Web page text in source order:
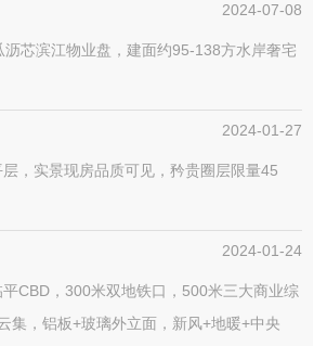
2024-07-08
芯滨江物业盘，建面约95-138方水岸奢宅
2024-01-27
，实景现房品质可见，矜贵圈层限量45
2024-01-24
CBD，300米双地铁口，500米三大商业综
集，铝板+玻璃外立面，新风+地暖+中央